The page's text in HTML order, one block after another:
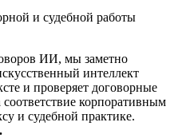
и судебной работы
ИИ, мы заметно
интеллект
и проверяет договорные
корпоративным
и судебной практике.